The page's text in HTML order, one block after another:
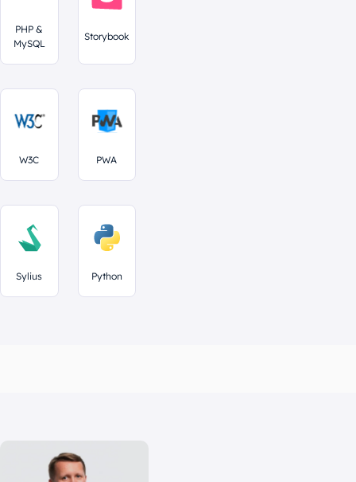
PHP &
MySQL
Storybook
W3C PWA
Sylius Python
Skontaktuj